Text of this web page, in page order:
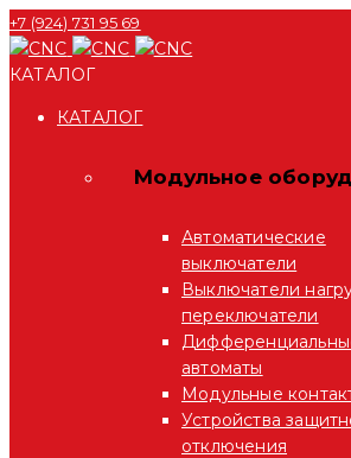
+7 (924) 731 95 69
КАТАЛОГ
КАТАЛОГ
Модульное
Автоматические
выключатели
Выключатели
переключатели
автоматы
Модульные
Устройства
отключения